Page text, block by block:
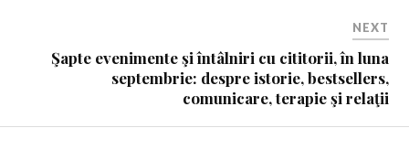
NEXT
Şapte evenimente şi întâlniri cu cititorii, în luna
septembrie: despre istorie, bestsellers,
comunicare, terapie şi relaţii